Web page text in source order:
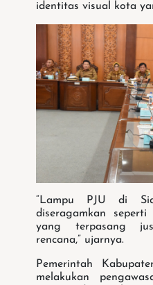
identitas visual kota
“Lampu PJU di
diseragamkan
yang terpasang
rencana,” ujarnya.
Pemerintah
melakukan